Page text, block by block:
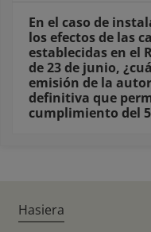
En el caso de
los efectos de las
establecidas en el
de 23 de junio,
emisión de la
definitiva que
cumplimiento del
Hasiera